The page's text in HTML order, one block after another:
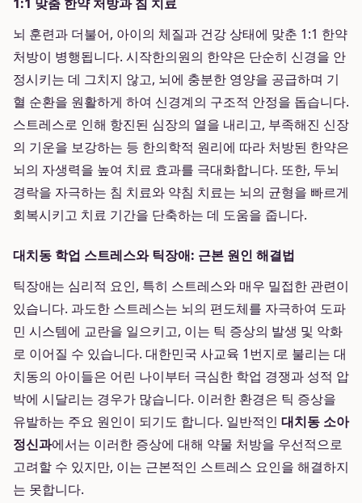
뇌 훈련과 더불어, 아이의 체질과 건강 상태에 맞춘 1:1 한약
처방이 병행됩니다. 시작한의원의 한약은 단순히 신경을 안
정시키는 데 그치지 않고, 뇌에 충분한 영양을 공급하며 기
혈 순환을 원활하게 하여 신경계의 구조적 안정을 돕습니다.
스트레스로 인해 항진된 심장의 열을 내리고, 부족해진 신장
의 기운을 보강하는 등 한의학적 원리에 따라 처방된 한약은
뇌의 자생력을 높여 치료 효과를 극대화합니다. 또한, 두뇌
경락을 자극하는 침 치료와 약침 치료는 뇌의 균형을 빠르게
회복시키고 치료 기간을 단축하는 데 도움을 줍니다.
대치동 학업 스트레스와 틱장애: 근본 원인 해결법
틱장애는 심리적 요인, 특히 스트레스와 매우 밀접한 관련이
있습니다. 과도한 스트레스는 뇌의 편도체를 자극하여 도파
민 시스템에 교란을 일으키고, 이는 틱 증상의 발생 및 악화
로 이어질 수 있습니다. 대한민국 사교육 1번지로 불리는 대
치동의 아이들은 어린 나이부터 극심한 학업 경쟁과 성적 압
박에 시달리는 경우가 많습니다. 이러한 환경은 틱 증상을
유발하는 주요 원인이 되기도 합니다. 일반적인 대치동 소아
정신과에서는 이러한 증상에 대해 약물 처방을 우선적으로
고려할 수 있지만, 이는 근본적인 스트레스 요인을 해결하지
는 못합니다.